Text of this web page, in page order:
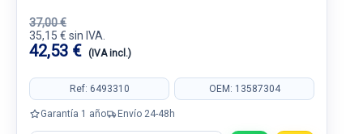
37,00 €
35,15 € sin IVA.
42,53 € (IVA incl.)
Ref: 6493310 OEM: 13587304
Garantía 1 año Envío 24-48h